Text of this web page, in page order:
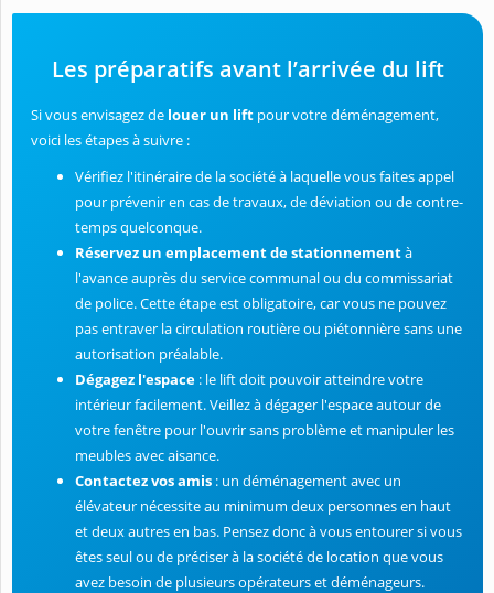
Les préparatifs avant l’arrivée du lift
Si vous envisagez de louer un lift pour votre déménagement,
voici les étapes à suivre :
Vérifiez l'itinéraire de la société à laquelle vous faites appel
pour prévenir en cas de travaux, de déviation ou de contre-
temps quelconque.
Réservez un emplacement de stationnementà
l'avance auprès du service communal ou du commissariat
de police. Cette étape est obligatoire, car vous ne pouvez
pas entraver la circulation routière ou piétonnière sans une
autorisation préalable.
Dégagez l'espace : le lift doit pouvoir atteindre votre
intérieur facilement. Veillez à dégager l'espace autour de
votre fenêtre pour l'ouvrir sans problème et manipuler les
meubles avec aisance.
Contactez vos amis : un déménagement avec un
élévateur nécessite au minimum deux personnes en haut
et deux autres en bas. Pensez donc à vous entourer si vous
êtes seul ou de préciser à la société de location que vous
avez besoin de plusieurs opérateurs et déménageurs.